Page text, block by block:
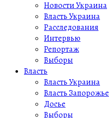
Новости Украина
Власть Украина
Расследования
Интервью
Репортаж
Выборы
Власть
Власть Украина
Власть Запорожье
Досье
Выборы